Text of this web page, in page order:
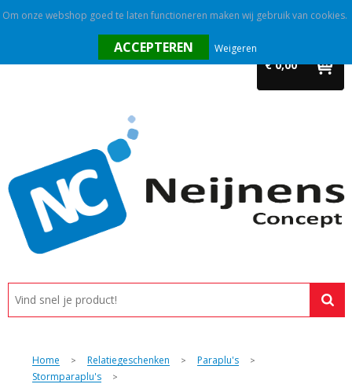
€ 0,00
Promotietextiel
Tassen
Alle categorieën
Custom made
Home > Relatiegeschenken > Paraplu's >
Stormparaplu's >
Om onze webshop goed te laten functioneren maken wij gebruik van cookies.
Weigeren